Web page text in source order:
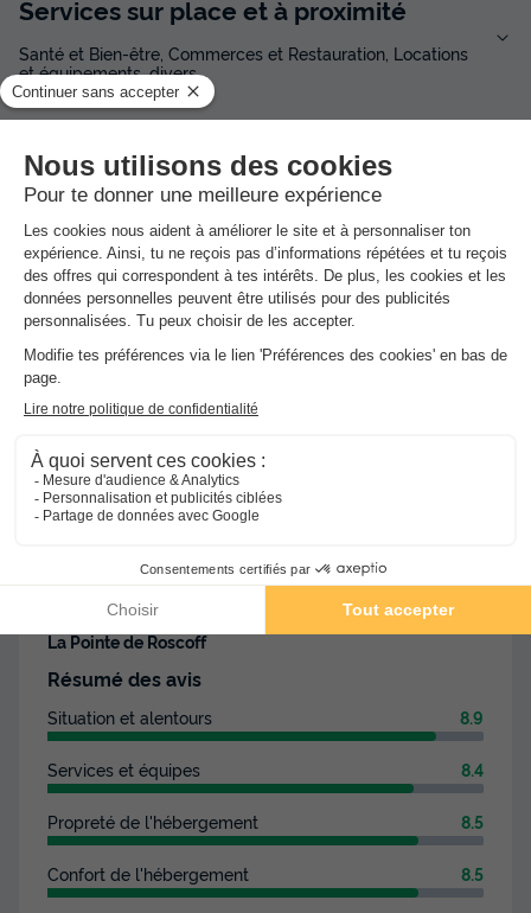
Services sur place et à proximité
Santé et Bien-être, Commerces et Restauration, Locations
et équipements, divers
Avis sur Camping Bel Air Villages - La
Pointe de Roscoff★★★
Avis clients
8.2/10
Avis clients
Campings.fr
Note globale
162 avis
Les commentaires sont rédigés par nos clients après
leur séjour à l'établissement :
Camping Bel Air Villages -
La Pointe de Roscoff
Résumé des avis
Situation et alentours 8.9
Services et équipes 8.4
Propreté de l'hébergement 8.5
Confort de l'hébergement 8.5